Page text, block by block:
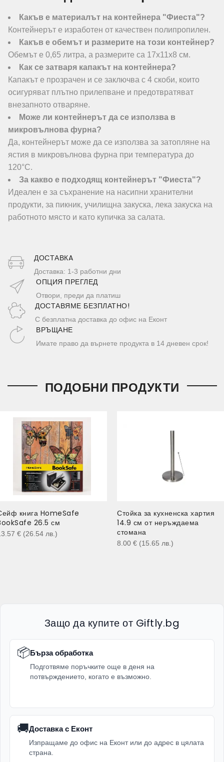
Какъв е материалът на контейнера "Фиеста"?
Контейнерът е изработен от качествен полипропилен.
Какъв е обемът и размерите на този контейнер?
Обемът е 0,65 литра, а размерите са 17х11х8 см.
Как се затваря капакът на контейнера?
Капакът е прозрачен и се заключва с 4 скоби, които
осигуряват плътно прилепване и предотвратяват
внезапното отваряне.
Може ли контейнерът да се използва в
микровълнова фурна?
Да, контейнерът може да се използва за затопляне на
ястия в микровълнова фурна при температура до
120°C.
За какво е подходящ контейнерът "Фиеста"?
Идеален е за съхранение на насипни хранителни
продукти, за пикник, училищна закуска, лека закуска на
работното място и като купичка за салата.
ДОСТАВКA
Доставка: 1-3 работни дни
ОПЦИЯ ПРЕГЛЕД
Отвори, преди да платиш
ДОСТАВЯМЕ БЕЗПЛАТНО!
С безплатна доставка до офис на Еконт
ВРЪЩАНЕ
Имате право да върнете продукта в 14 дневен срок!
ПОДОБНИ ПРОДУКТИ
книга HomeSafe
26.5 см
€ (26.54 лв. )
Стойка за кухненска хартия
14.9 см от неръждаема
стомана
8.00 € (15.65 лв. )
Защо да купите от Giftly.bg
📦Бърза обработка
Подготвяме поръчките още в деня на
потвърждението, когато е възможно.
🚚Доставка с Еконт
Изпращаме до офис на Еконт или до адрес в цялата
страна.